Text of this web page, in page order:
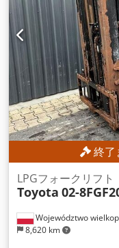
終了
Województwo
8,620 km
LPGフォークリフト
Toyota 02-